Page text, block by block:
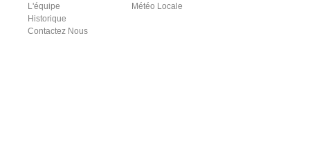
L'équipe
Historique
Contactez Nous
Météo Locale